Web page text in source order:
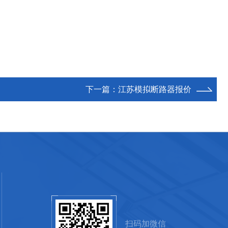
下一篇： 江苏模拟断路器报价
扫码加微信